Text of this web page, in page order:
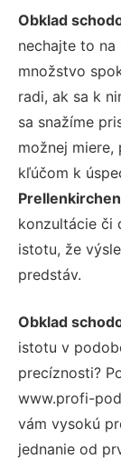
Obklad
nechajte to na
množstvo
radi, ak sa k
sa snažíme
možnej
kľúčom k
Prellenkirchen
konzultácie či
istotu, že
predstáv.
Obklad
istotu v
precíznosti?
www.profi-
vám vysokú
jednanie od